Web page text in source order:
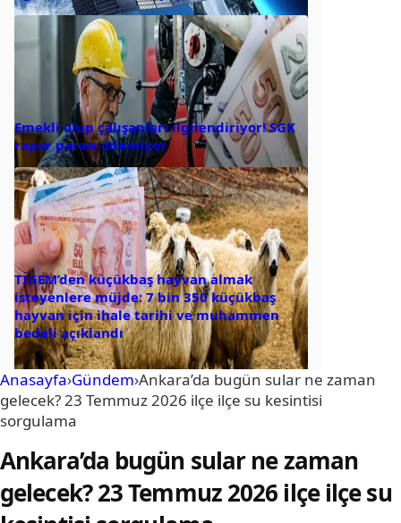
Emekli olup çalışanları ilgilendiriyor! SGK
rapor parası ödemiyor
TİGEM’den küçükbaş hayvan almak
isteyenlere müjde: 7 bin 350 küçükbaş
hayvan için ihale tarihi ve muhammen
bedeli açıklandı
Anasayfa›Gündem›Ankara’da bugün sular ne zaman
gelecek? 23 Temmuz 2026 ilçe ilçe su kesintisi
sorgulama
Ankara’da bugün sular ne zaman
gelecek? 23 Temmuz 2026 ilçe ilçe su